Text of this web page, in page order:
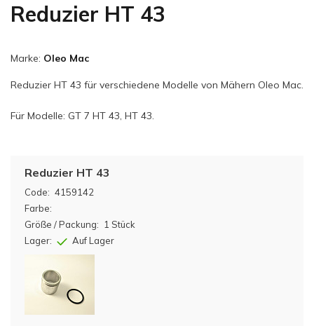
Reduzier HT 43
Marke: Oleo Mac
Reduzier HT 43 für verschiedene Modelle von Mähern Oleo Mac.
Für Modelle: GT 7 HT 43, HT 43.
Code: 4159142
Reduzier HT 43
Farbe:
Größe / Packung: 1 Stück
Lager:
Auf Lager